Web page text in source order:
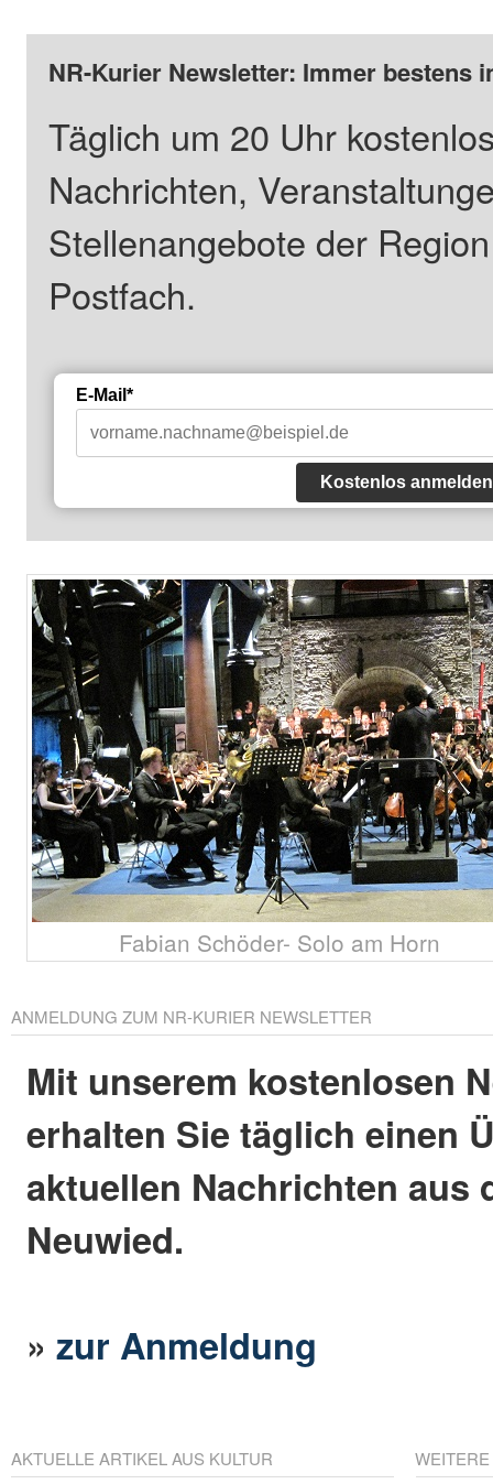
NR-Kurier Newsletter: Immer bestens
Täglich um 20 Uhr
Nachrichten,
Stellenangebote der
Postfach.
E-Mail*
Kostenlos anmelden
Fabian Schöder- Solo am Horn
ANMELDUNG ZUM NR-KURIER NEWSLETTER
Mit unserem kostenlosen
erhalten Sie täglich einen
aktuellen Nachrichten aus
Neuwied.
»zur Anmeldung
AKTUELLE ARTIKEL AUS KULTUR